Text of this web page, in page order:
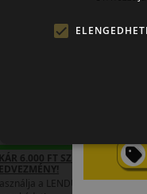
6.000 FT SZERELÉSI
a LENDÜLET